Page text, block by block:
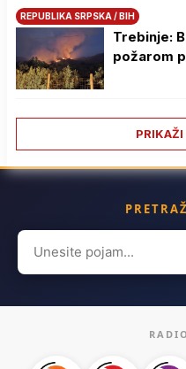
REPUBLIKA SRPSKA / BIH
Trebinje:
požarom
Search
for: